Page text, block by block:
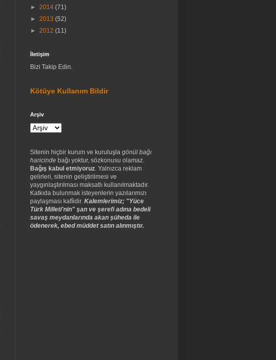
► 2014 (71)
► 2013 (52)
► 2012 (11)
İletişim
Bizi Takip Edin.
Kötüye Kullanım Bildir
Arşiv
Sitenin hiçbir kurum ve kuruluşla gönül bağı
haricinde bağı yoktur, sözkonusu olamaz.
Bağış kabul etmiyoruz. Yalnızca reklam
gelirleri, sitenin geliştirilmesi ve
yaygınlaştırılması maksatlı kullanılmaktadır.
Katkıda bulunmak isteyenlerin yazılarımızı
paylaşması kafîidir. Kalemlerimiz; "Yüce
Türk Milleti'nin" şan ve şerefi adına bedeli
savaş meydanlarında akan şüheda ile
ödenerek, ebed müddet satın alınmıştır.